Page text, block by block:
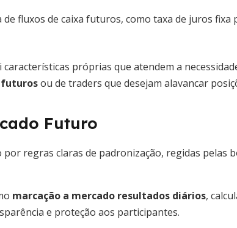
fluxos de caixa futuros, como taxa de juros fixa
próprias que atendem a
ou de traders que desejam alavancar
Futuro
regras claras de padronização, regidas pelas
marcação a mercado resultados diários,
e proteção aos participantes.